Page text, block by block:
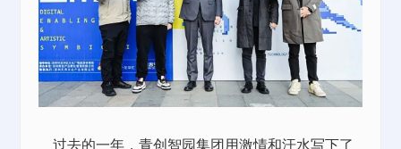
过去的一年，青创智园集团用激情和汗水写下了